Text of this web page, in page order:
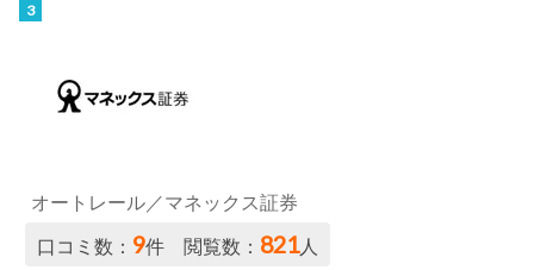
オートレール／マネックス証券
口コミ数： 9件 閲覧数： 821人